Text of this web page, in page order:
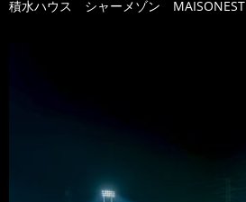
積水ハウス シャーメゾン MAISONEST